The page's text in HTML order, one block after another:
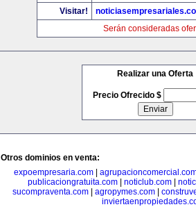
Visitar!
Serán consideradas
Realizar una Oferta
Precio Ofrecido $
Otros dominios en venta:
expoempresaria.com|
publicaciongratuita.com| noticlub.com|
sucompraventa.com
agropymes.com